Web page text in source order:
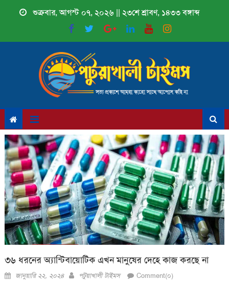
শুক্রবার, আগস্ট ০৭, ২০২৬ || ২৩শে শ্রাবণ, ১৪৩৩ বঙ্গাব্দ
৩৬ ধরনের অ্যান্টিবায়োটিক এখন মানুষের দেহে কাজ করছে না
Posted
জানুয়ারি ২২, ২০২৪ Author
পটুয়াখালী টাইমস Comment(০)